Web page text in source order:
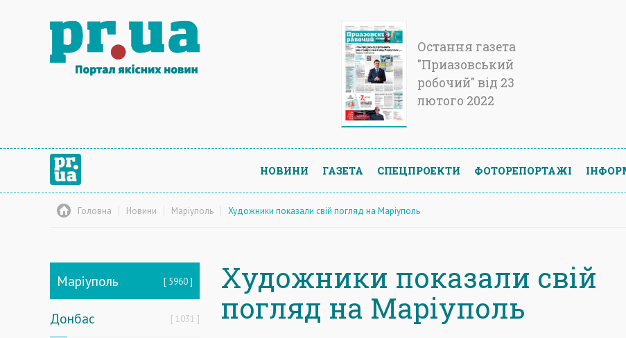
Остання газета
"Приазовський
робочий" від 23
лютого 2022
НОВИНИ ГАЗЕТА СПЕЦПРОЕКТИ ФОТОРЕПОРТАЖІ
Головна Новини Маріуполь Художники показали свій погляд на Маріуполь
Маріуполь 5960
Донбас 1031
Художники показали свій
погляд на Маріуполь